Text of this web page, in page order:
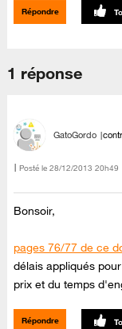
Répondre
1 réponse
GatoGordo
Posté le ‎28/12/2013 20h49
Bonsoir,
pages 76/77 de ce
délais appliqués
prix et du temps
Répondre